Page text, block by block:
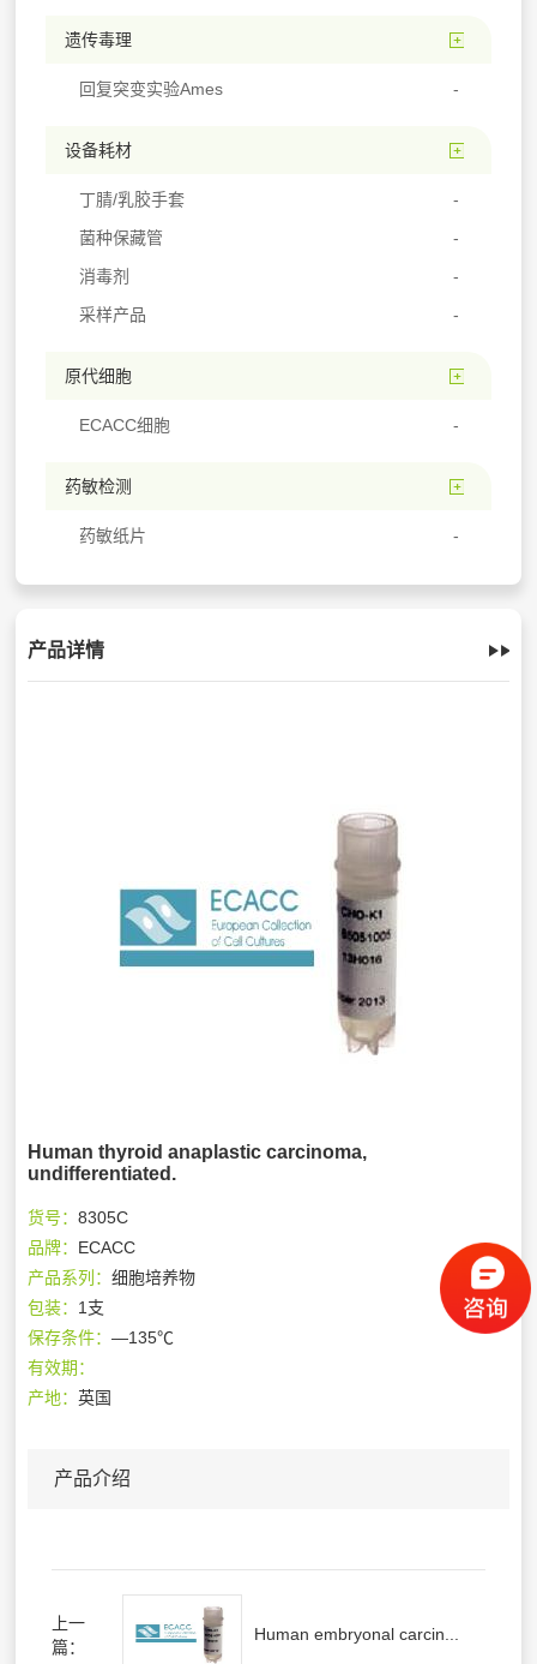
遗传毒理
回复突变实验Ames
设备耗材
丁腈/乳胶手套
菌种保藏管
消毒剂
采样产品
原代细胞
ECACC细胞
药敏检测
药敏纸片
产品详情
Human thyroid anaplastic carcinoma,
undifferentiated.
货号：8305C
品牌： ECACC
产品系列：细胞培养物
包装： 1支
保存条件：—135℃
有效期：
产地：英国
产品介绍
上一
篇：
Human embryonal carcin...